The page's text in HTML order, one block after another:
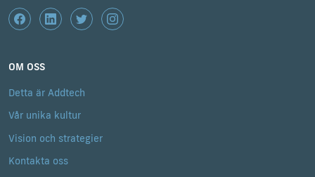
OM OSS
Detta är Addtech
Vår unika kultur
Vision och strategier
Kontakta oss